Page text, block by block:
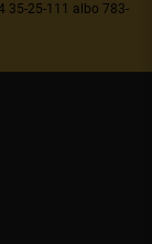
35-25-111 albo 783-